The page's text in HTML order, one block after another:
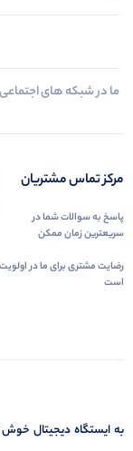
ما در شبکه های اجتماعی
مرکز تماس مشتریان
پاسخ به سوالات شما در
سریعترین زمان ممکن
رضایت مشتری برای ما در اولویت
است